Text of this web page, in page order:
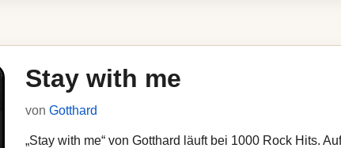
Stay with me
von Gotthard
„Stay with me“ von Gotthard läuft bei 1000 Rock Hits.